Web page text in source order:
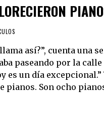
así?”, cuenta una
paseando por la
es un día
pianos. Son ocho